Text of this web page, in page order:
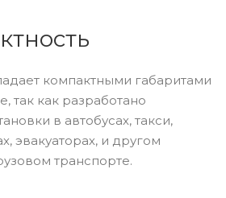
компактными габаритами
так как разработано
в автобусах, такси,
эвакуаторах, и другом
транспорте.